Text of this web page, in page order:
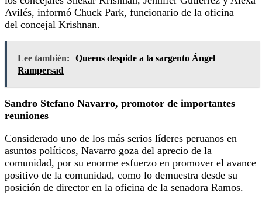
Avilés, informó Chuck Park, funcionario de la oficina
del concejal Krishnan.
Lee también:
Queens despide a la sargento Ángel
Rampersad
Sandro Stefano Navarro, promotor de importantes
reuniones
Considerado uno de los más serios líderes peruanos en
asuntos políticos, Navarro goza del aprecio de la
comunidad, por su enorme esfuerzo en promover el avance
positivo de la comunidad, como lo demuestra desde su
posición de director en la oficina de la senadora Ramos.